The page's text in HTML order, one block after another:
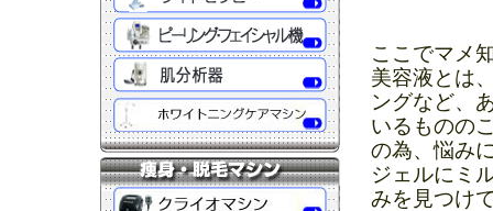
ここでマメ
美容液とは
ングなど、
いるものの
の為、悩み
ジェルにミ
みを見つけ